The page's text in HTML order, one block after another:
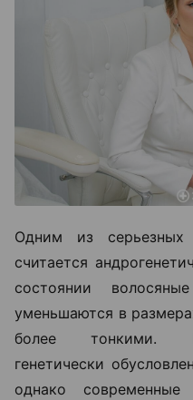
Одним из серьезных
считается
состоянии
уменьшаются в
более тонкими.
генетически
однако